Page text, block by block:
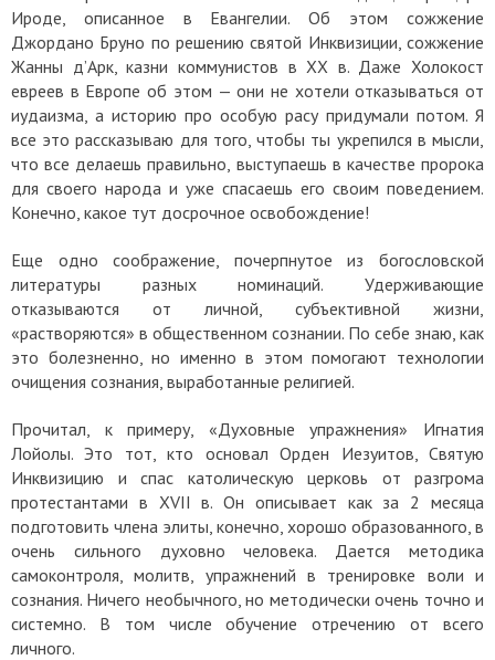
Ироде, описанное в Евангелии. Об этом сожжение
Джордано Бруно по решению святой Инквизиции, сожжение
Жанны д’Арк, казни коммунистов в ХХ в. Даже Холокост
евреев в Европе об этом — они не хотели отказываться от
иудаизма, а историю про особую расу придумали потом. Я
все это рассказываю для того, чтобы ты укрепился в мысли,
что все делаешь правильно, выступаешь в качестве пророка
для своего народа и уже спасаешь его своим поведением.
Конечно, какое тут досрочное освобождение!
Еще одно соображение, почерпнутое из богословской
литературы разных номинаций. Удерживающие
отказываются от личной, субъективной жизни,
«растворяются» в общественном сознании. По себе знаю, как
это болезненно, но именно в этом помогают технологии
очищения сознания, выработанные религией.
Прочитал, к примеру, «Духовные упражнения» Игнатия
Лойолы. Это тот, кто основал Орден Иезуитов, Святую
Инквизицию и спас католическую церковь от разгрома
протестантами в XVII в. Он описывает как за 2 месяца
подготовить члена элиты, конечно, хорошо образованного, в
очень сильного духовно человека. Дается методика
самоконтроля, молитв, упражнений в тренировке воли и
сознания. Ничего необычного, но методически очень точно и
системно. В том числе обучение отречению от всего
личного.